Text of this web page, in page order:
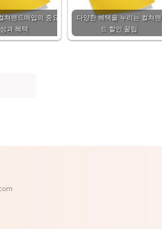
쳐랜드매입의 중요
성과 혜택
다양한 혜택을 누리는 컬쳐랜
드 할인 꿀팁